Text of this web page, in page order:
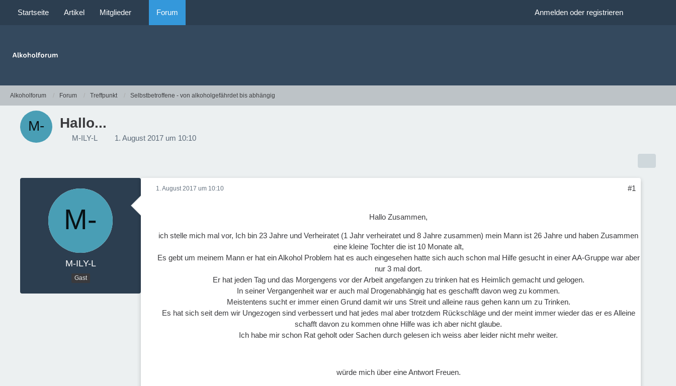
Startseite Artikel Mitglieder Forum Anmelden oder registrieren
Alkoholforum Forum Treffpunkt Selbstbetroffene - von alkoholgefährdet bis abhängig
Hallo...
M-ILY-L 1. August 2017 um 10:10
M-ILY-L
Gast
1. August 2017 um 10:10 #1
Hallo Zusammen,
ich stelle mich mal vor, Ich bin 23 Jahre und Verheiratet (1 Jahr verheiratet und 8 Jahre zusammen) mein Mann ist 26 Jahre und haben Zusammen
eine kleine Tochter die ist 10 Monate alt,
Es gebt um meinem Mann er hat ein Alkohol Problem hat es auch eingesehen hatte sich auch schon mal Hilfe gesucht in einer AA-Gruppe war aber
nur 3 mal dort.
Er hat jeden Tag und das Morgengens vor der Arbeit angefangen zu trinken hat es Heimlich gemacht und gelogen.
In seiner Vergangenheit war er auch mal Drogenabhängig hat es geschafft davon weg zu kommen.
Meistentens sucht er immer einen Grund damit wir uns Streit und alleine raus gehen kann um zu Trinken.
Es hat sich seit dem wir Ungezogen sind verbessert und hat jedes mal aber trotzdem Rückschläge und der meint immer wieder das er es Alleine
schafft davon zu kommen ohne Hilfe was ich aber nicht glaube.
Ich habe mir schon Rat geholt oder Sachen durch gelesen ich weiss aber leider nicht mehr weiter.
würde mich über eine Antwort Freuen.